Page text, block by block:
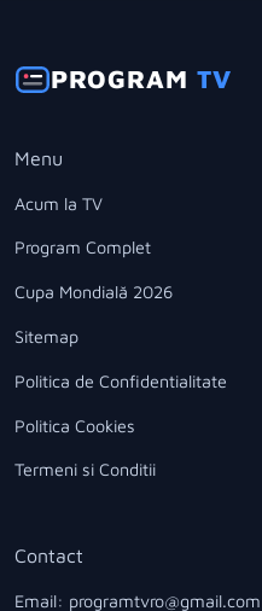
PROGRAMTV
Menu
Acum la TV
Program Complet
Cupa Mondială 2026
Sitemap
Politica de Confidentialitate
Politica Cookies
Termeni si Conditii
Contact
Email: programtvro@gmail.com